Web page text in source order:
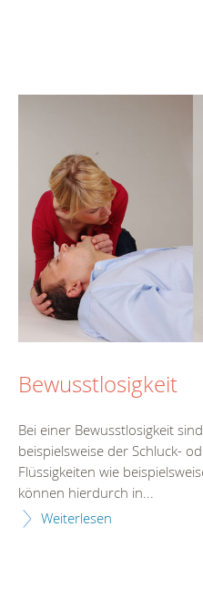
Bewusstlosigkeit
Bei einer Bewusstlosigkeit
beispielsweise der Schluck-
Flüssigkeiten wie
können hierdurch in...
Weiterlesen